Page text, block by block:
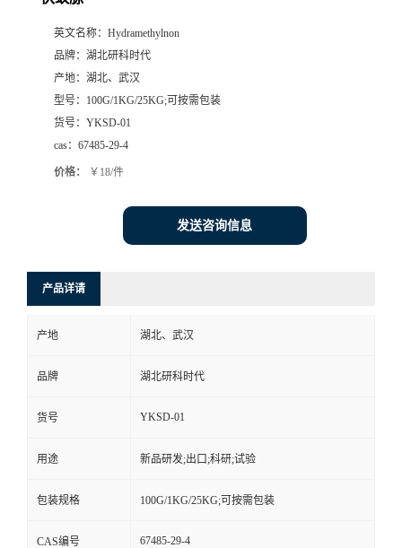
英文名称： Hydramethylnon
品牌： 湖北研科时代
产地： 湖北、武汉
型号： 100G/1KG/25KG;可按需包装
货号： YKSD-01
cas： 67485-29-4
价格： ￥18/件
发送咨询信息
产品详请
产地 湖北、武汉
品牌 湖北研科时代
货号 YKSD-01
用途 新品研发;出口;科研;试验
包装规格 100G/1KG/25KG;可按需包装
CAS编号 67485-29-4